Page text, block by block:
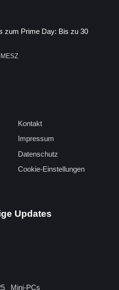
zum Prime Day: Bis zu 30
Kontakt
Impressum
Datenschutz
Cookie-Einstellungen
Updates
Mini-PCs